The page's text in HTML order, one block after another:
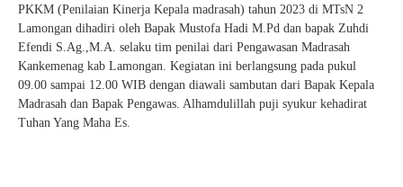
PKKM (Penilaian Kinerja Kepala madrasah) tahun 2023 di MTsN 2
Lamongan dihadiri oleh Bapak Mustofa Hadi M.Pd dan bapak Zuhdi
Efendi S.Ag.,M.A. selaku tim penilai dari Pengawasan Madrasah
Kankemenag kab Lamongan. Kegiatan ini berlangsung pada pukul
09.00 sampai 12.00 WIB dengan diawali sambutan dari Bapak Kepala
Madrasah dan Bapak Pengawas. Alhamdulillah puji syukur kehadirat
Tuhan Yang Maha Es.